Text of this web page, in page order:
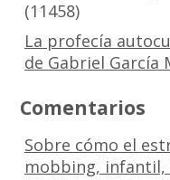
(11458)
La profecía
de Gabriel García
Comentarios
Sobre cómo el
mobbing, infantil,